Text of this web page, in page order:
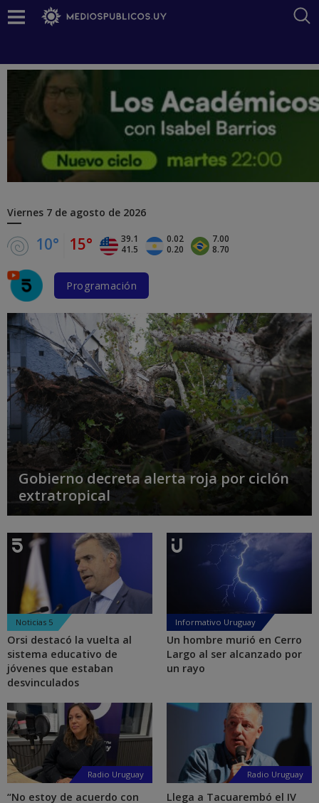
Viernes 7 de agosto de 2026
10° 15°
39.1
41.5
0.02
0.20
7.00
8.70
Programación
Noticias 5
Orsi destacó la vuelta al
sistema educativo de
jóvenes que estaban
desvinculados
Informativo Uruguay
Un hombre murió en Cerro
Largo al ser alcanzado por
un rayo
Gobierno decreta alerta roja por ciclón
extratropical
Radio Uruguay
“No estoy de acuerdo con
Radio Uruguay
Llega a Tacuarembó el IV